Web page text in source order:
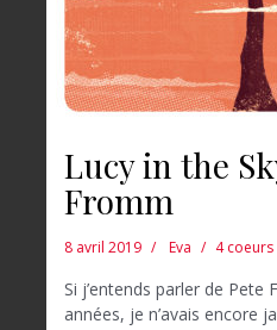
Lucy in the
Fromm
8 avril 2019 Eva 4
Si j’entends parler de Pete
années, je n’avais encore